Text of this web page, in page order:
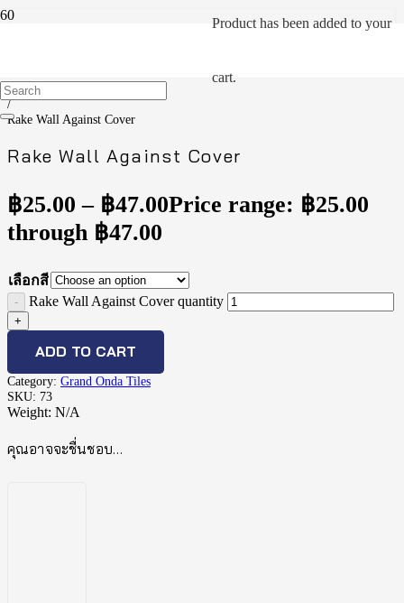
Product has been added to your
cart.
Grand Onda Tiles
/
Rake Wall Against Cover
Rake Wall Against Cover
฿25.00 – ฿47.00Price range: ฿25.00
through ฿47.00
เลือกสี
Rake Wall Against Cover quantity
ADD TO CART
Category: Grand Onda Tiles
SKU: 73
Weight: N/A
คุณอาจจะชื่นชอบ…